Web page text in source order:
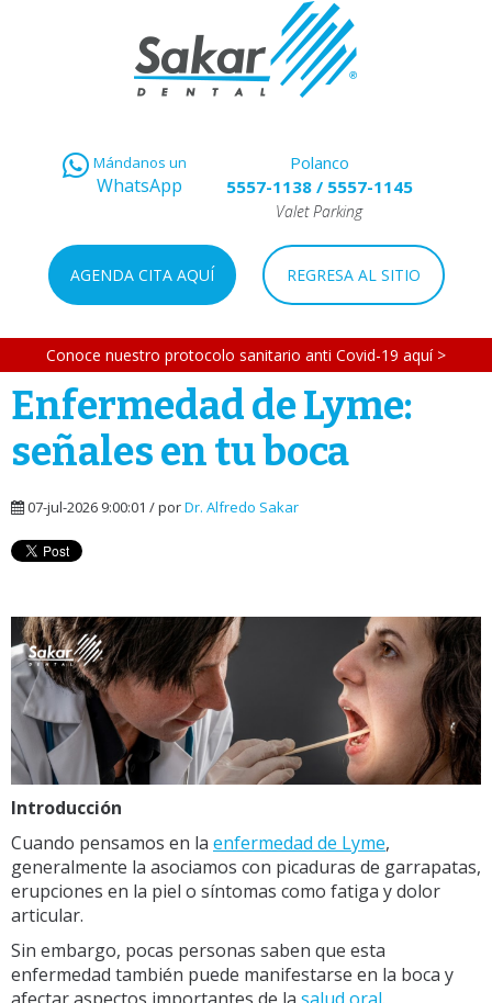
Mándanos un
WhatsApp
Polanco
5557-1138/ 5557-1145
Valet Parking
AGENDA CITA AQUÍ REGRESA AL SITIO
Conoce nuestro protocolo sanitario anti Covid-19 aquí >
Enfermedad de Lyme:
señales en tu boca
07-jul-2026 9:00:01 / porDr. Alfredo Sakar
Introducción
Cuando pensamos en la enfermedad de Lyme,
generalmente la asociamos con picaduras de garrapatas,
erupciones en la piel o síntomas como fatiga y dolor
articular.
Sin embargo, pocas personas saben que esta
enfermedad también puede manifestarse en la boca y